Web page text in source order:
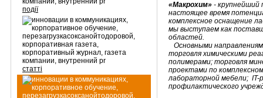
події
статті
«Макрохим» - крупнейший
настоящее время
комплексное оснащение
мы выступаем как
областей.
Основными
торговля химическими
полимерами; торговля
проектами по
лабораторной мебели; IT-
профилактического